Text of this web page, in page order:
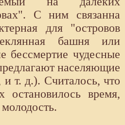
С ним связанна
для "островов
башня или
бессмертие чудесные
населяющие
т. д.). Считалось, что
остановилось время,